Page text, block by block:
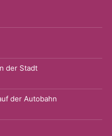
der Stadt
der Autobahn